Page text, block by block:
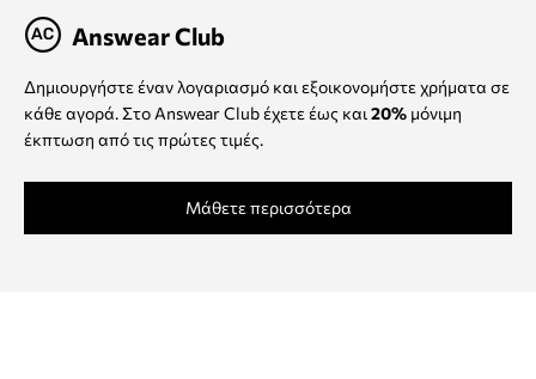
Answear Club
Δημιουργήστε έναν λογαριασμό και εξοικονομήστε χρήματα σε
κάθε αγορά. Στο Answear Club έχετε έως και 20% μόνιμη
έκπτωση από τις πρώτες τιμές.
Μάθετε περισσότερα